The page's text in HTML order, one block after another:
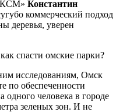
Константин
коммерческий подход
деревья, уверен
исследованиям, Омск
по обеспеченности
человека в городе
зеленых зон. И не